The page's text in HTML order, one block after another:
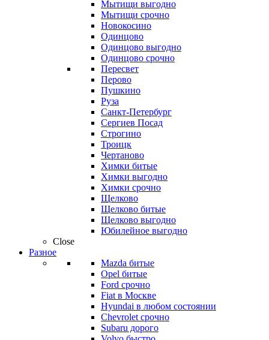
Мытищи выгодно
Мытищи срочно
Новокосино
Одинцово
Одинцово выгодно
Одинцово срочно
Пересвет
Перово
Пушкино
Руза
Санкт-Петербург
Сергиев Посад
Строгино
Троицк
Чертаново
Химки битые
Химки выгодно
Химки срочно
Щелково
Щелково битые
Щелково выгодно
Юбилейное выгодно
Close
Разное
Mazda битые
Opel битые
Ford срочно
Fiat в Москве
Hyundai в любом состоянии
Chevrolet срочно
Subaru дорого